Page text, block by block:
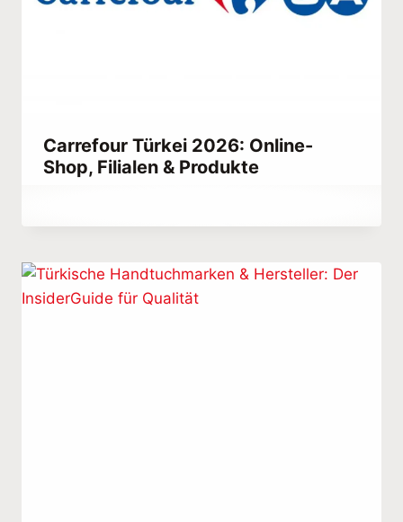
Carrefour Türkei 2026: Online-
Shop, Filialen & Produkte